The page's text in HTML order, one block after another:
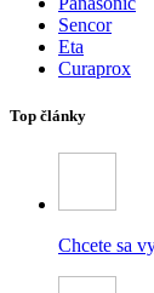
Sencor
Eta
Curaprox
Top články
Chcete sa